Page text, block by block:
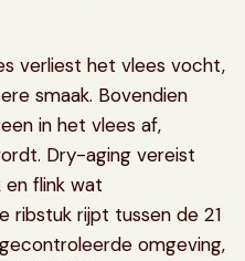
verliest het vlees vocht,
smaak. Bovendien
in het vlees af,
Dry-aging vereist
en flink wat
ribstuk rijpt tussen de 21
omgeving,